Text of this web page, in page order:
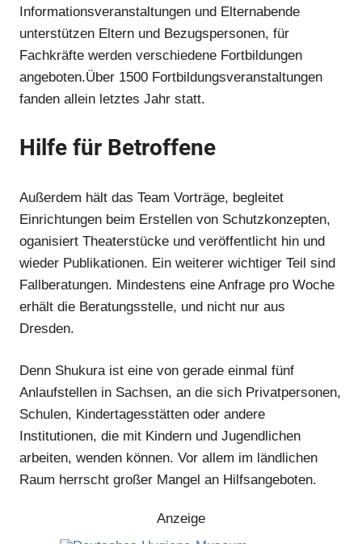
Anzeige
Anzeige
Anzeige
Informationsveranstaltungen und Elternabende
unterstützen Eltern und Bezugspersonen, für
Fachkräfte werden verschiedene Fortbildungen
angeboten.Über 1500 Fortbildungsveranstaltungen
fanden allein letztes Jahr statt.
Hilfe für Betroffene
Außerdem hält das Team Vorträge, begleitet
Einrichtungen beim Erstellen von Schutzkonzepten,
oganisiert Theaterstücke und veröffentlicht hin und
wieder Publikationen. Ein weiterer wichtiger Teil sind
Fallberatungen. Mindestens eine Anfrage pro Woche
erhält die Beratungsstelle, und nicht nur aus
Dresden.
Denn Shukura ist eine von gerade einmal fünf
Anlaufstellen in Sachsen, an die sich Privatpersonen,
Schulen, Kindertagesstätten oder andere
Institutionen, die mit Kindern und Jugendlichen
arbeiten, wenden können. Vor allem im ländlichen
Raum herrscht großer Mangel an Hilfsangeboten.
Anzeige